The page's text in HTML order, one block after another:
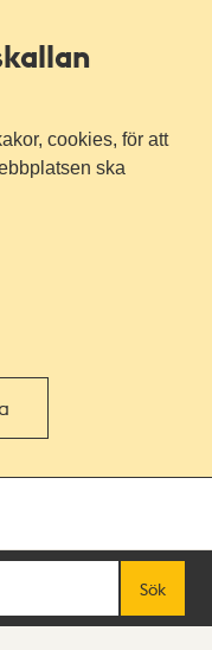
cookies, för att
ska
Sök